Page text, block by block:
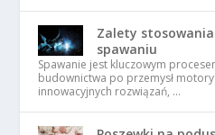
Zalety
spawaniu
Spawanie jest kluczowym
budownictwa po przemysł
innowacyjnych rozwiązań, …